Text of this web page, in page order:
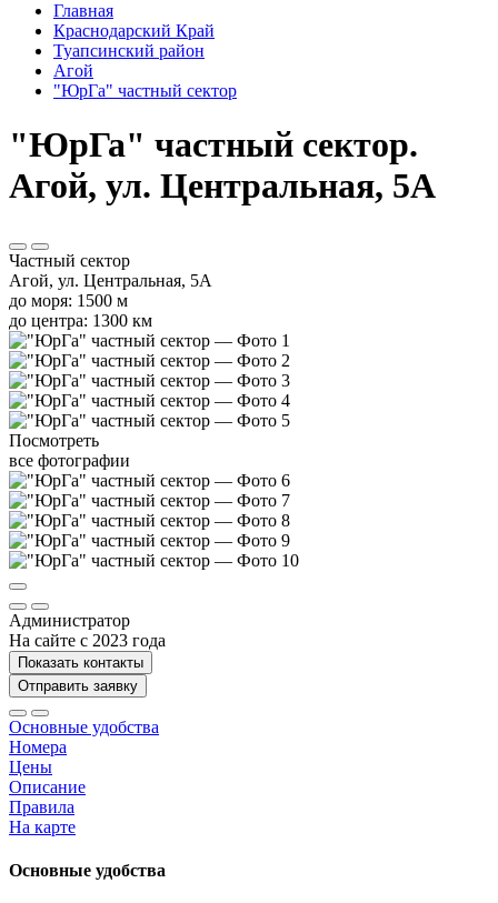
Главная
Краснодарский Край
Туапсинский район
Агой
"ЮрГа" частный сектор
"ЮрГа" частный сектор.
Агой, ул. Центральная, 5А
Частный сектор
Агой, ул. Центральная, 5А
до моря: 1500 м
до центра: 1300 км
Посмотреть
все фотографии
Администратор
На сайте с 2023 года
Показать контакты
Отправить заявку
Основные удобства
Номера
Цены
Описание
Правила
На карте
Основные удобства